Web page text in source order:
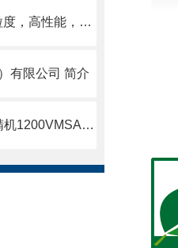
粒子计数器“7301”6级粒度，高性能，体积小！
有限公司 简介
URAS-TECHNO村上精机1200VMSAC＊/VMS 活塞式空气振动器VMSAC北崎优势经销